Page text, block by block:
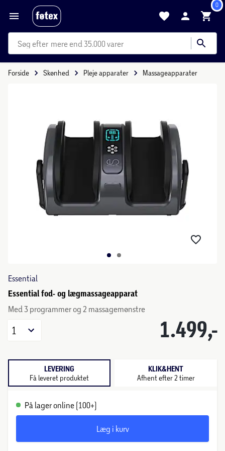
0
mere end 35.000 varer
Forside Skønhed Pleje apparater Massageapparater
Essential
Essential fod- og lægmassageapparat
Med 3 programmer og 2 massagemønstre
1.499,-
1
LEVERING
Få leveret produktet
KLIK&HENT
Afhent efter 2 timer
På lager online (100+)
Læg i kurv